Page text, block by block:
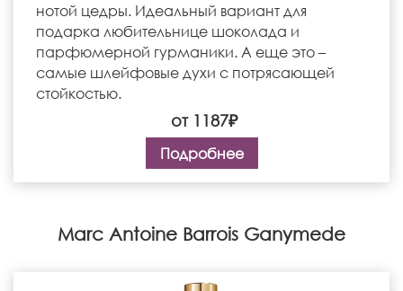
нотой цедры. Идеальный вариант для
подарка любительнице шоколада и
парфюмерной гурманики. А еще это –
самые шлейфовые духи с потрясающей
стойкостью.
от 1187₽
Подробнее
Marc Antoine Barrois Ganymede